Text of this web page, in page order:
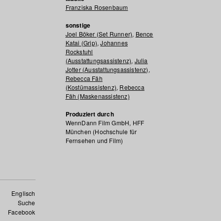
Franziska Rosenbaum
sonstige
Joel Böker (Set Runner), Bence
Katai (Grip),Johannes
Rockstuhl
(Ausstattungsassistenz), Julia
Jotter (Ausstattungsassistenz),
Rebecca Fäh
(Kostümassistenz), Rebecca
Fäh (Maskenassistenz)
Produziert durch
WennDann Film GmbH, HFF
München (Hochschule für
Fernsehen und Film)
Englisch
Suche
Facebook